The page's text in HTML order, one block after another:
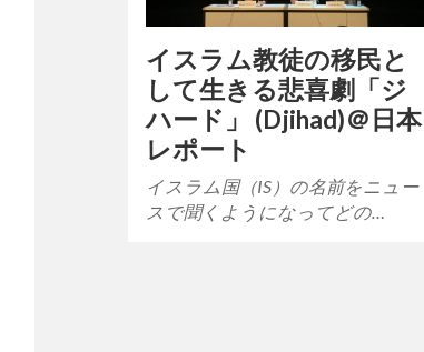
イスラム教徒の移民と
して生きる悲喜劇「ジ
ハード」 (Djihad)＠日本
レポート
イスラム国（IS）の名前をニュー
スで聞くようになってどの…